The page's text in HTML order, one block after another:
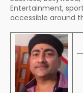
Entertainment,
accessible around